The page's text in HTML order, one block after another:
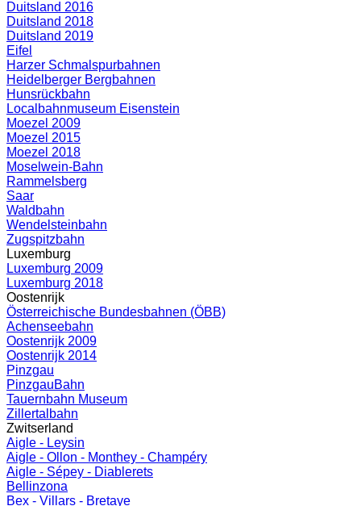
Duitsland 2016
Duitsland 2018
Duitsland 2019
Eifel
Harzer Schmalspurbahnen
Heidelberger Bergbahnen
Hunsrückbahn
Localbahnmuseum Eisenstein
Moezel 2009
Moezel 2015
Moezel 2018
Moselwein-Bahn
Rammelsberg
Saar
Waldbahn
Wendelsteinbahn
Zugspitzbahn
Luxemburg
Luxemburg 2009
Luxemburg 2018
Oostenrijk
Österreichische Bundesbahnen (ÖBB)
Achenseebahn
Oostenrijk 2009
Oostenrijk 2014
Pinzgau
PinzgauBahn
Tauernbahn Museum
Zillertalbahn
Zwitserland
Aigle - Leysin
Aigle - Ollon - Monthey - Champéry
Aigle - Sépey - Diablerets
Bellinzona
Bex - Villars - Bretaye